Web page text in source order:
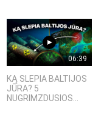
06:39
KĄ SLEPIA BALTIJOS
JŪRA? 5
NUGRIMZDUSIOS...